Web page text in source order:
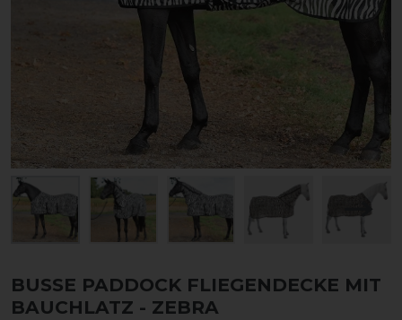
BUSSE PADDOCK FLIEGENDECKE MIT
BAUCHLATZ - ZEBRA